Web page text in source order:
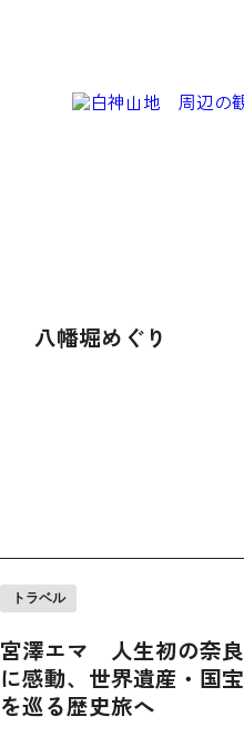
八幡堀めぐり
トラベル
宮澤エマ 人生初の奈良
に感動、世界遺産・国宝
を巡る歴史旅へ